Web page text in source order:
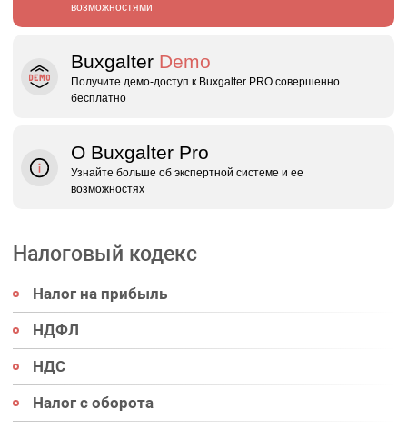
возможностями
Buxgalter Demo
Получите демо‑доступ к Buxgalter PRO совершенно
бесплатно
О Buxgalter Pro
Узнайте больше об экспертной системе и ее
возможностях
Налоговый кодекс
Налог на прибыль
НДФЛ
НДС
Налог с оборота